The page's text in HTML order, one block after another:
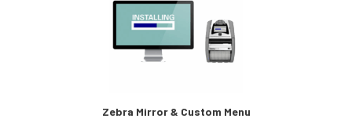
Zebra Mirror & Custom Menu